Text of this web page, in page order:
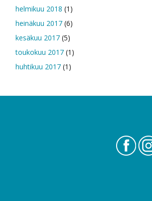
helmikuu 2018 (1)
heinäkuu 2017(6)
kesäkuu 2017(5)
toukokuu 2017(1)
huhtikuu 2017(1)